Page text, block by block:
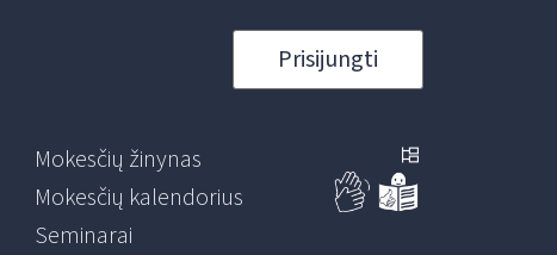
Prisijungti
Mokesčių žinynas
Mokesčių kalendorius
Seminarai